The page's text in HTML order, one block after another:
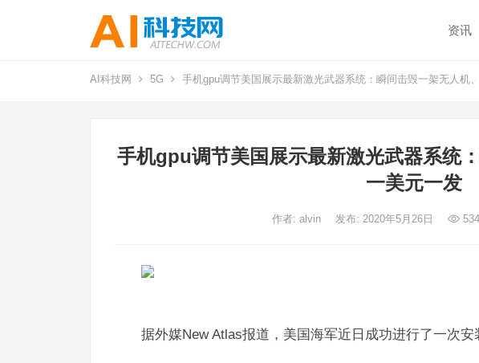
资讯
AI科技网 5G 手机gpu调节美国展示最新激光武器系统：瞬间击毁一架无人机
手机gpu调节美国展示最新激光武器系统
一美元一发
作者: alvin 发布: 2020年5月26日 534
据外媒New Atlas报道，美国海军近日成功进行了一次安